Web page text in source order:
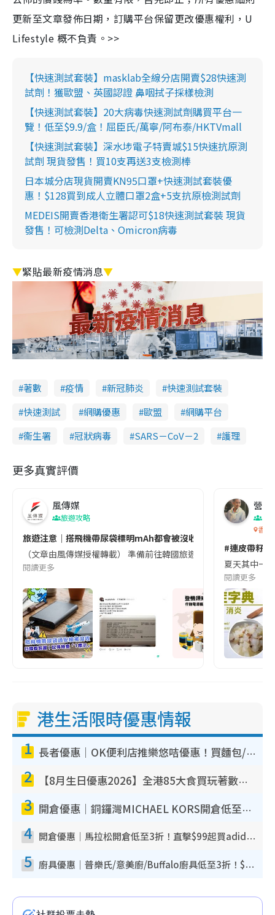
更新至文章發佈日期，訂購平台保留更改優惠權利，U
Lifestyle 概不負責。>>
【快速測試套裝】masklab全線分店開賣$28快速測
試劑！獲歐盟、英國認證 鼻咽拭子採樣檢測
【快速測試套裝】20大病毒快速測試劑購買平台一
覽！低至$9.9/盒！屈臣氏/萬寧/阿布泰/HKTVmall
【快速測試套裝】深水埗電子特賣城$15快速抗原測
試劑 現貨發售！買10支再送3支檢測棒
日本城分店現貨開賣KN95口罩+快速測試套裝優
惠！$128買到成人立體口罩2盒+5支抗原檢測試劑
MEDEIS開賣香港衛生署認可$18快速測試套裝 現貨
發售！可檢測Delta、Omicron病毒
▼緊貼最新疫情消息▼
著數 疫情 新冠肺炎
快速測試套裝
快速測試
網購優惠 歐盟
網購平台
衞生署
冠狀病毒 SARS－CoV－2 護理
更多真實評價
風傳媒
旅遊攻略
旅遊注意｜搭飛機帶尿袋標明mAh都會被沒收😱出發前切記檢查
（文章由風傳媒授權轉載） 準備前往韓國旅遊的民眾，近期要
閱讀更多
營養
香港
#連皮帶籽
夏天其中一
閱讀更多
港生活限時優惠情報
1 長者優惠｜OK便利店推樂悠咭優惠！買麵包/牛奶/保健品拍卡即減
2 【8月生日優惠2026】全港85大食買玩著數攻略 自助餐/火鍋放題同行免費＋誠品/DONKI送現金券
3 開倉優惠｜銅鑼灣MICHAEL KORS開倉低至17折！直擊$500起買手袋/銀包/鞋款 必買經典Jet Set系列
4 開倉優惠｜馬拉松開倉低至3折！直擊$99起買adidas／New Balance／Puma鞋款 STANLEY保溫杯劈價至$119起
5 廚具優惠｜普樂氏/意美廚/Buffalo廚具低至3折！$89起買煎鍋／炒鑊／個人鍋 同場小家電激減至$99起